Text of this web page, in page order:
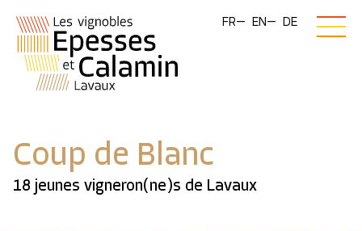
FR EN DE
Coup de Blanc
18 jeunes vigneron(ne)s de Lavaux